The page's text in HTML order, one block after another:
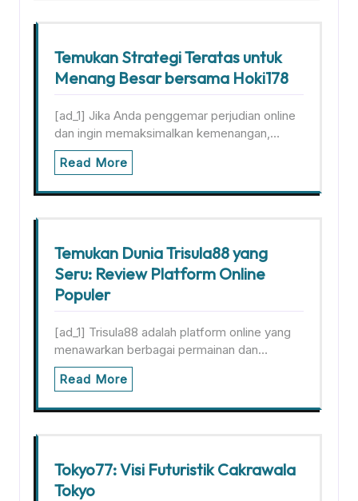
Temukan Strategi Teratas untuk
Menang Besar bersama Hoki178
[ad_1] Jika Anda penggemar perjudian online
dan ingin memaksimalkan kemenangan,…
Read More
Temukan Dunia Trisula88 yang
Seru: Review Platform Online
Populer
[ad_1] Trisula88 adalah platform online yang
menawarkan berbagai permainan dan…
Read More
Tokyo77: Visi Futuristik Cakrawala
Tokyo